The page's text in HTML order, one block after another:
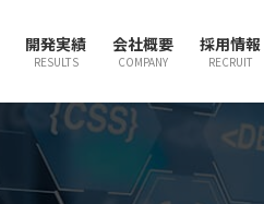
開発実績
RESULTS
会社概要
COMPANY
採用情報
RECRUIT